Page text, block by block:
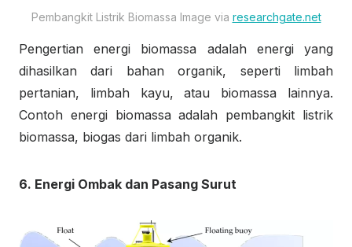
Pembangkit Listrik Biomassa Image via researchgate.net
Pengertian energi biomassa adalah energi yang
dihasilkan dari bahan organik, seperti limbah
pertanian, limbah kayu, atau biomassa lainnya.
Contoh energi biomassa adalah pembangkit listrik
biomassa, biogas dari limbah organik.
6. Energi Ombak dan Pasang Surut